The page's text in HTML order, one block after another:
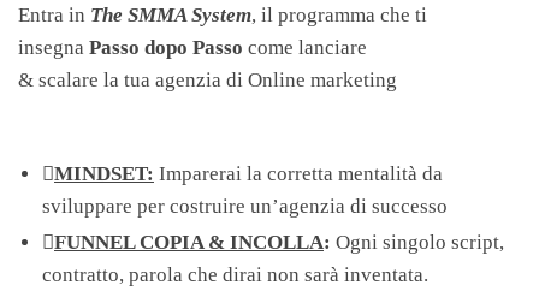
Entra in The SMMA System, il programma che ti
insegna Passo dopo Passo come lanciare
& scalare la tua agenzia di Online marketing
MINDSET: Imparerai la corretta mentalità da
sviluppare per costruire un’agenzia di successo
FUNNEL COPIA & INCOLLA: Ogni singolo script,
contratto, parola che dirai non sarà inventata.